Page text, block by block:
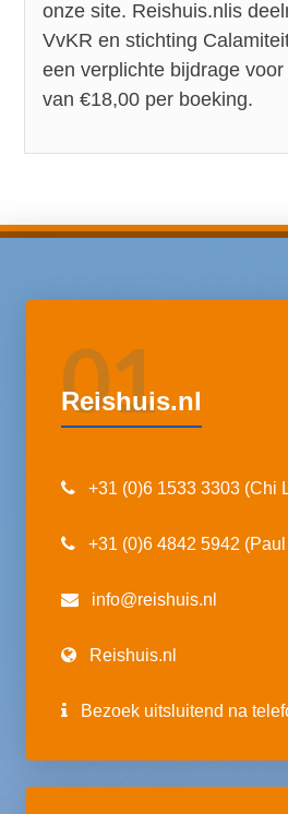
onze site. Reishuis.nl is
VvKR en stichting
een verplichte bijdrage
van €18,00 per boeking.
01
Reishuis.nl
+31 (0)6 1533 3303 (Chi
+31 (0)6 4842 5942
info@reishuis.nl
Reishuis.nl
Bezoek uitsluitend na